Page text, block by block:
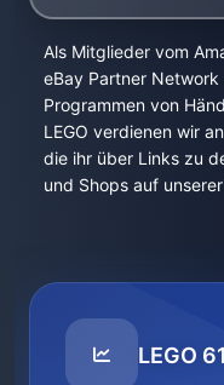
Als Mitglieder vom
eBay Partner
Programmen von
LEGO verdienen wir
die ihr über Links zu
und Shops auf
LEGO